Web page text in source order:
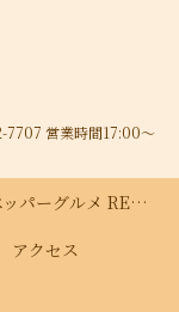
7707 営業時間17:00～
ホットペッパーグルメ RECRUIT
アクセス